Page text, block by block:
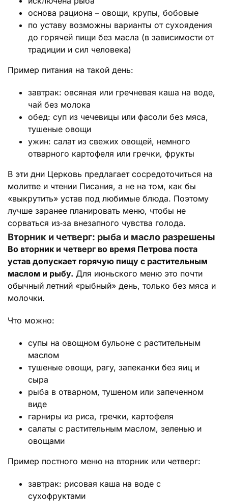
основа рациона – овощи, крупы, бобовые
по уставу возможны варианты от сухоядения
до горячей пищи без масла (в зависимости от
традиции и сил человека)
Пример питания на такой день:
завтрак: овсяная или гречневая каша на воде,
чай без молока
обед: суп из чечевицы или фасоли без мяса,
тушеные овощи
ужин: салат из свежих овощей, немного
отварного картофеля или гречки, фрукты
В эти дни Церковь предлагает сосредоточиться на
молитве и чтении Писания, а не на том, как бы
«выкрутить» устав под любимые блюда. Поэтому
лучше заранее планировать меню, чтобы не
сорваться из‑за внезапного чувства голода.
Вторник и четверг: рыба и масло разрешены
Во вторник и четверг во время Петрова поста
устав допускает горячую пищу с растительным
маслом и рыбу. Для июньского меню это почти
обычный летний «рыбный» день, только без мяса и
молочки.
Что можно:
супы на овощном бульоне с растительным
маслом
тушеные овощи, рагу, запеканки без яиц и
сыра
рыба в отварном, тушеном или запеченном
виде
гарниры из риса, гречки, картофеля
салаты с растительным маслом, зеленью и
овощами
Пример постного меню на вторник или четверг:
завтрак: рисовая каша на воде с
сухофруктами